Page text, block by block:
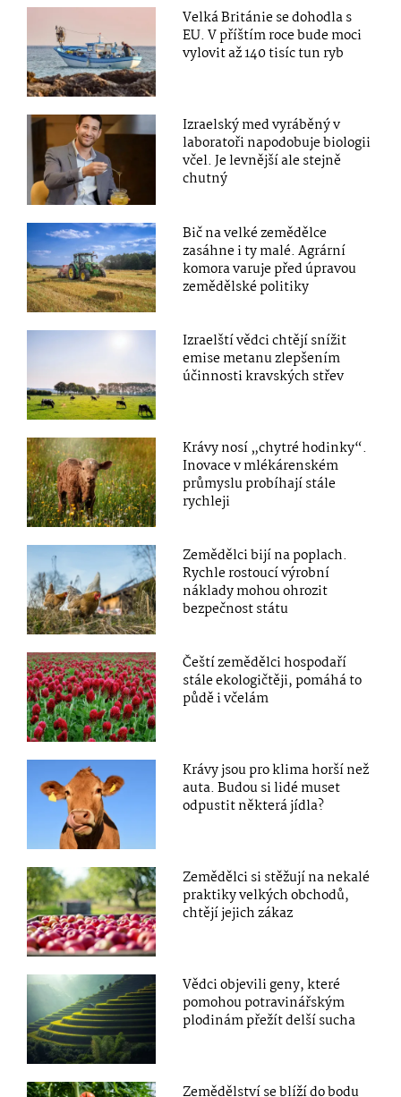
Velká Británie se dohodla s
EU. V příštím roce bude moci
vylovit až 140 tisíc tun ryb
Izraelský med vyráběný v
laboratoři napodobuje biologii
včel. Je levnější ale stejně
chutný
Bič na velké zemědělce
zasáhne i ty malé. Agrární
komora varuje před úpravou
zemědělské politiky
Izraelští vědci chtějí snížit
emise metanu zlepšením
účinnosti kravských střev
Krávy nosí „chytré hodinky“.
Inovace v mlékárenském
průmyslu probíhají stále
rychleji
Zemědělci bijí na poplach.
Rychle rostoucí výrobní
náklady mohou ohrozit
bezpečnost státu
Čeští zemědělci hospodaří
stále ekologičtěji, pomáhá to
půdě i včelám
Krávy jsou pro klima horší než
auta. Budou si lidé muset
odpustit některá jídla?
Zemědělci si stěžují na nekalé
praktiky velkých obchodů,
chtějí jejich zákaz
Vědci objevili geny, které
pomohou potravinářským
plodinám přežít delší sucha